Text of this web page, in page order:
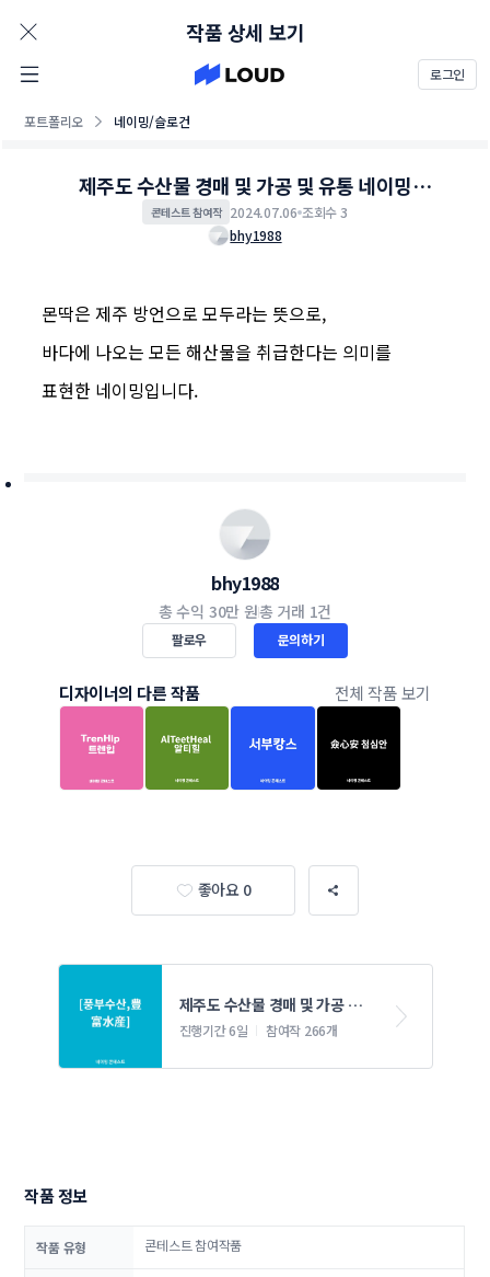
로그인
포트폴리오 네이밍/슬로건
작품 상세 보기
제주도 수산물 경매 및 가공 및 유통 네이밍
콘테스트
콘테스트 참여작 2024.07.06 조회수 3
bhy1988
몬딱은 제주 방언으로 모두라는 뜻으로,
바다에 나오는 모든 해산물을 취급한다는 의미를
표현한 네이밍입니다.
bhy1988
총 수익 30만 원총 거래 1건
팔로우 문의하기
디자이너의 다른 작품 전체 작품 보기
좋아요 0
제주도 수산물 경매 및 가공 및
유통 네이밍 콘테스트
진행기간 6일 참여작 266개
작품 정보
작품 유형 콘테스트 참여작품